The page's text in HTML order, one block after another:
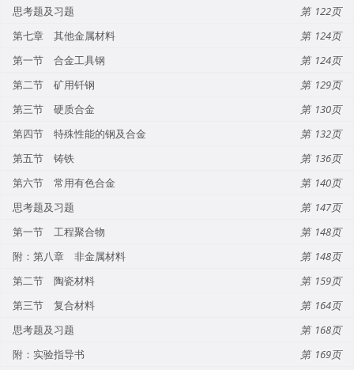
思考题及习题
122
第七章 其他金属材料
124
第一节 合金工具钢
124
第二节 矿用钎钢
129
第三节 硬质合金
130
第四节 特殊性能的钢及合金
132
第五节 铸铁
136
第六节 常用有色合金
140
思考题及习题
147
第一节 工程聚合物
148
附：第八章 非金属材料
148
第二节 陶瓷材料
159
第三节 复合材料
164
思考题及习题
168
附：实验指导书
169